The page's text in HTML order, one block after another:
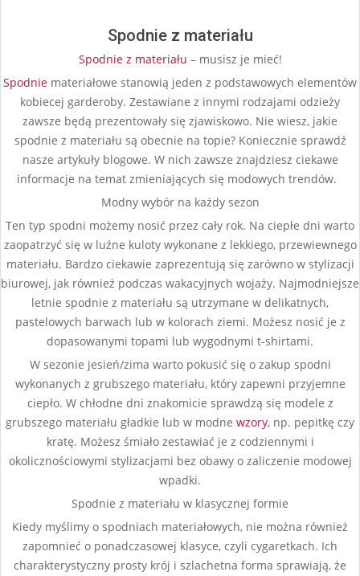
Spodnie z materiału
Spodnie z materiału – musisz je mieć!
Spodnie materiałowe stanowią jeden z podstawowych elementów
kobiecej garderoby. Zestawiane z innymi rodzajami odzieży
zawsze będą prezentowały się zjawiskowo. Nie wiesz, jakie
spodnie z materiału są obecnie na topie? Koniecznie sprawdź
nasze artykuły blogowe. W nich zawsze znajdziesz ciekawe
informacje na temat zmieniających się modowych trendów.
Modny wybór na każdy sezon
Ten typ spodni możemy nosić przez cały rok. Na ciepłe dni warto
zaopatrzyć się w luźne kuloty wykonane z lekkiego, przewiewnego
materiału. Bardzo ciekawie zaprezentują się zarówno w stylizacji
biurowej, jak również podczas wakacyjnych wojaży. Najmodniejsze
letnie spodnie z materiału są utrzymane w delikatnych,
pastelowych barwach lub w kolorach ziemi. Możesz nosić je z
dopasowanymi topami lub wygodnymi t-shirtami.
W sezonie jesień/zima warto pokusić się o zakup spodni
wykonanych z grubszego materiału, który zapewni przyjemne
ciepło. W chłodne dni znakomicie sprawdzą się modele z
grubszego materiału gładkie lub w modne wzory, np. pepitkę czy
kratę. Możesz śmiało zestawiać je z codziennymi i
okolicznościowymi stylizacjami bez obawy o zaliczenie modowej
wpadki.
Spodnie z materiału w klasycznej formie
Kiedy myślimy o spodniach materiałowych, nie można również
zapomnieć o ponadczasowej klasyce, czyli cygaretkach. Ich
charakterystyczny prosty krój i szlachetna forma sprawiają, że